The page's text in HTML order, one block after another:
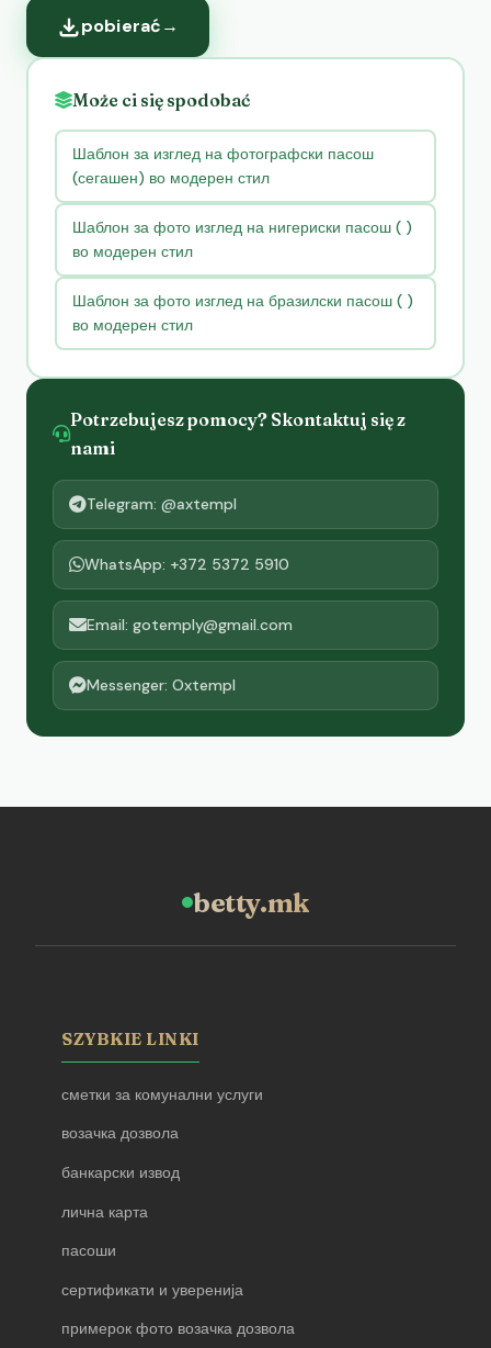
pobierać→
Może ci się spodobać
Шаблон за изглед на фотографски пасош
(сегашен) во модерен стил
Шаблон за фото изглед на нигериски пасош ( )
во модерен стил
Шаблон за фото изглед на бразилски пасош ( )
во модерен стил
Potrzebujesz pomocy? Skontaktuj się z
nami
Telegram: @axtempl
WhatsApp: +372 5372 5910
Email: gotemply@gmail.com
Messenger: Oxtempl
betty.mk
SZYBKIE LINKI
сметки за комунални услуги
возачка дозвола
банкарски извод
лична карта
пасоши
сертификати и уверенија
примерок фото возачка дозвола